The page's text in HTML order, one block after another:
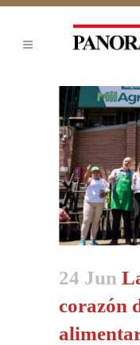
24 Jun
corazón